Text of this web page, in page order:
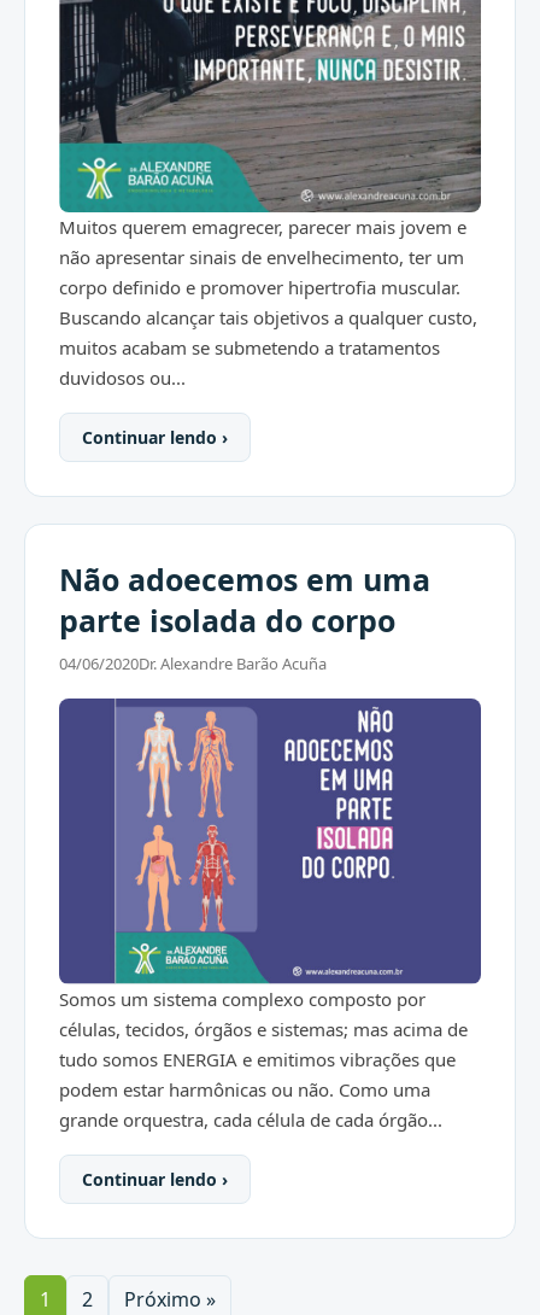
Muitos querem emagrecer, parecer mais jovem e
não apresentar sinais de envelhecimento, ter um
corpo definido e promover hipertrofia muscular.
Buscando alcançar tais objetivos a qualquer custo,
muitos acabam se submetendo a tratamentos
duvidosos ou...
Continuar lendo ›
Não adoecemos em uma
parte isolada do corpo
04/06/2020Dr. Alexandre Barão Acuña
Somos um sistema complexo composto por
células, tecidos, órgãos e sistemas; mas acima de
tudo somos ENERGIA e emitimos vibrações que
podem estar harmônicas ou não. Como uma
grande orquestra, cada célula de cada órgão...
Continuar lendo ›
1 2 Próximo »